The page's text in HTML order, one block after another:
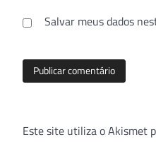
Salvar meus dados
Este site utiliza o Akismet